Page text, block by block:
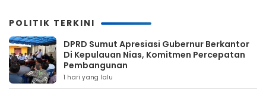
POLITIK TERKINI
DPRD Sumut Apresiasi Gubernur Berkantor
Di Kepulauan Nias, Komitmen Percepatan
Pembangunan
1 hari yang lalu